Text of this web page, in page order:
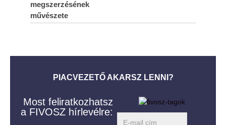
megszerzésének
művészete
PIACVEZETŐ AKARSZ LENNI?
Most feliratkozhatsz
a FIVOSZ hírlevélre: